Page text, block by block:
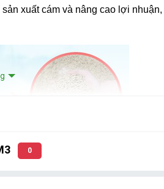
xuất cám và nâng cao lợi
0